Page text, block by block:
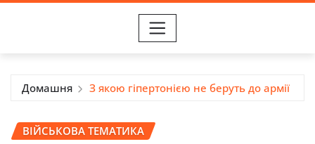
Домашня З якою гіпертонією не беруть до армії
ВІЙСЬКОВА ТЕМАТИКА